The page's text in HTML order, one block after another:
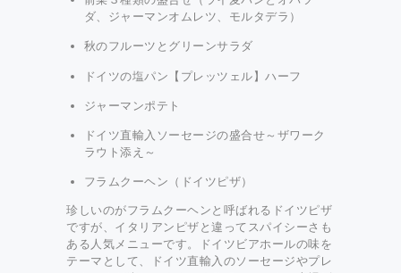
ダ、ジャーマンオムレツ、モルタデラ）
秋のフルーツとグリーンサラダ
ドイツの塩パン【プレッツェル】ハーフ
ジャーマンポテト
ドイツ直輸入ソーセージの盛合せ～ザワーク
ラウト添え～
フラムクーヘン（ドイツピザ）
珍しいのがフラムクーヘンと呼ばれるドイツピザ
ですが、イタリアンピザと違ってスパイシーさも
ある人気メニューです。ドイツビアホールの味を
テーマとして、ドイツ直輸入のソーセージやプレ